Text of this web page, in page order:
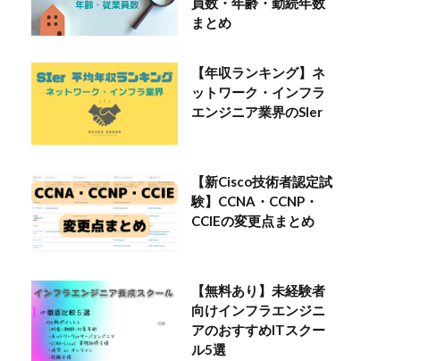
まとめ
【年収ランキング】ネ
ットワーク・インフラ
エンジニア業界のSIer
【新Cisco技術者認定試
験】CCNA・CCNP・
CCIEの変更点まとめ
【無料あり】未経験者
向けインフラエンジニ
アのおすすめITスクー
ル5選